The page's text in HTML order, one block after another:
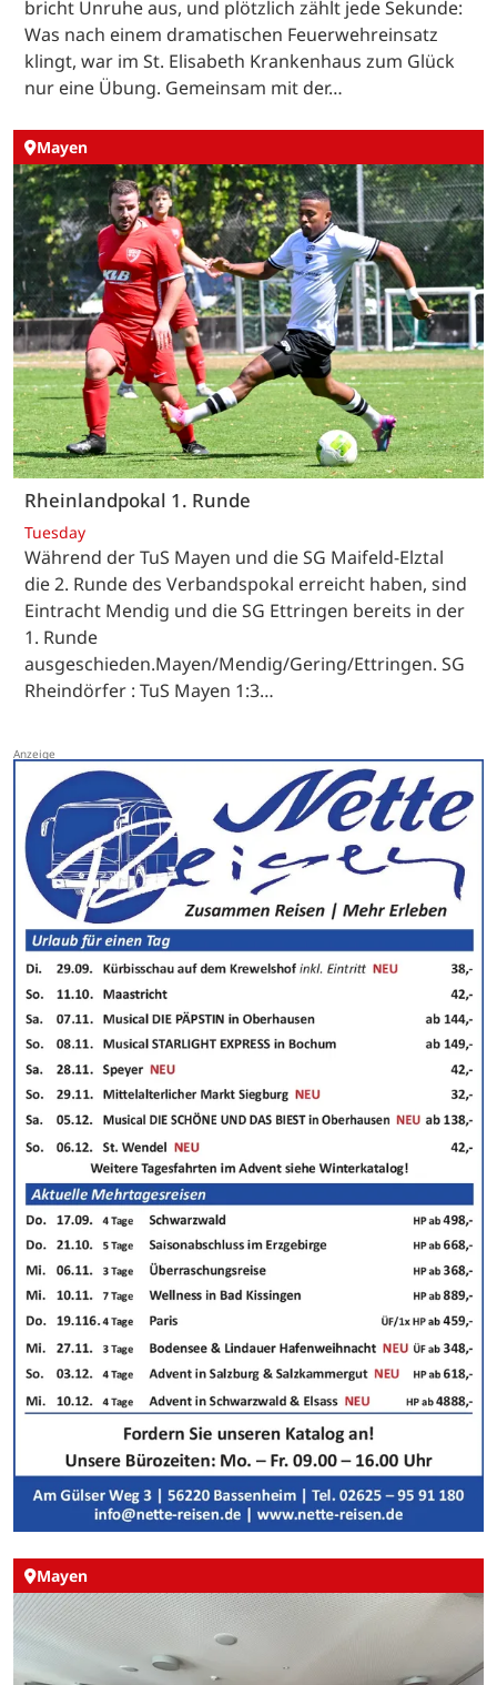
bricht Unruhe aus, und plötzlich zählt jede Sekunde:
Was nach einem dramatischen Feuerwehreinsatz
klingt, war im St. Elisabeth Krankenhaus zum Glück
nur eine Übung. Gemeinsam mit der…
Mayen
Rheinlandpokal 1. Runde
Tuesday
Während der TuS Mayen und die SG Maifeld-Elztal
die 2. Runde des Verbandspokal erreicht haben, sind
Eintracht Mendig und die SG Ettringen bereits in der
1. Runde
ausgeschieden.Mayen/Mendig/Gering/Ettringen. SG
Rheindörfer : TuS Mayen 1:3…
Mayen